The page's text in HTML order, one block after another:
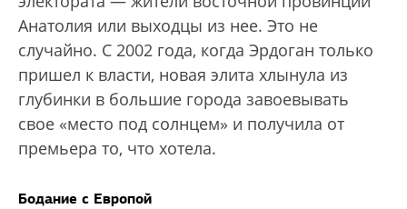
Анатолия или выходцы из нее. Это не
случайно. С 2002 года, когда Эрдоган только
пришел к власти, новая элита хлынула из
глубинки в большие города завоевывать
свое «место под солнцем» и получила от
премьера то, что хотела.
Бодание с Европой